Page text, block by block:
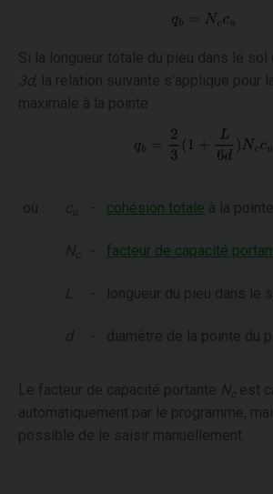
Si la longueur totale du pieu dans le
3d, la relation suivante s'applique pour
maximale à la pointe :
où : c u - cohésion totale à la
N - facteur de capacité
L - longueur du pieu dans le
d - diamètre de la pointe du
Le facteur de capacité portante N est
automatiquement par le programme,
possible de le saisir manuellement.